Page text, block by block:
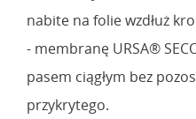
nabite na folie wzdłuż
- membranę URSA®
pasem ciągłym bez
przykrytego.